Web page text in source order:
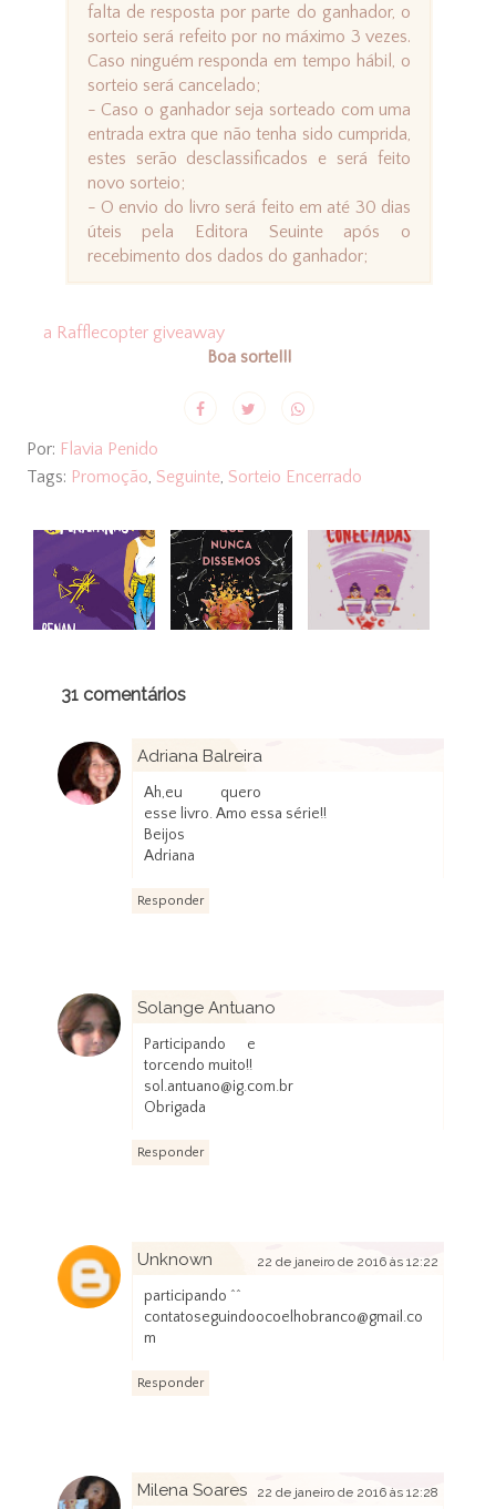
falta de resposta por parte do ganhador, o
sorteio será refeito por no máximo 3 vezes.
Caso ninguém responda em tempo hábil, o
sorteio será cancelado;
- Caso o ganhador seja sorteado com uma
entrada extra que não tenha sido cumprida,
estes serão desclassificados e será feito
novo sorteio;
- O envio do livro será feito em até 30 dias
úteis pela Editora Seuinte após o
recebimento dos dados do ganhador;
a Rafflecopter giveaway
Boa sorte!!!
Por: Flavia Penido
Tags: Promoção, Seguinte, Sorteio Encerrado
31 comentários
Adriana Balreira
Ah,eu quero
esse livro. Amo essa série!!
Beijos
Adriana
Responder
Solange Antuano
Participando e
torcendo muito!!
sol.antuano@ig.com.br
Obrigada
Responder
Unknown 22 de janeiro de 2016 às 12:22
participando ^^
contatoseguindoocoelhobranco@gmail.co
m
Responder
Milena Soares 22 de janeiro de 2016 às 12:28